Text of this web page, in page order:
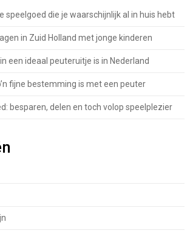
speelgoed die je waarschijnlijk al in huis hebt
in Zuid Holland met jonge kinderen
een ideaal peuteruitje is in Nederland
fijne bestemming is met een peuter
besparen, delen en toch volop speelplezier